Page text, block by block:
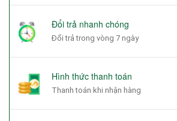
Đổi trả nhanh chóng
Đổi trả trong vòng 7 ngày
Hình thức thanh toán
Thanh toán khi nhận hàng